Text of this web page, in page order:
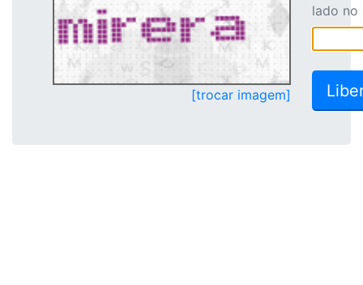
[trocar imagem]
lado no